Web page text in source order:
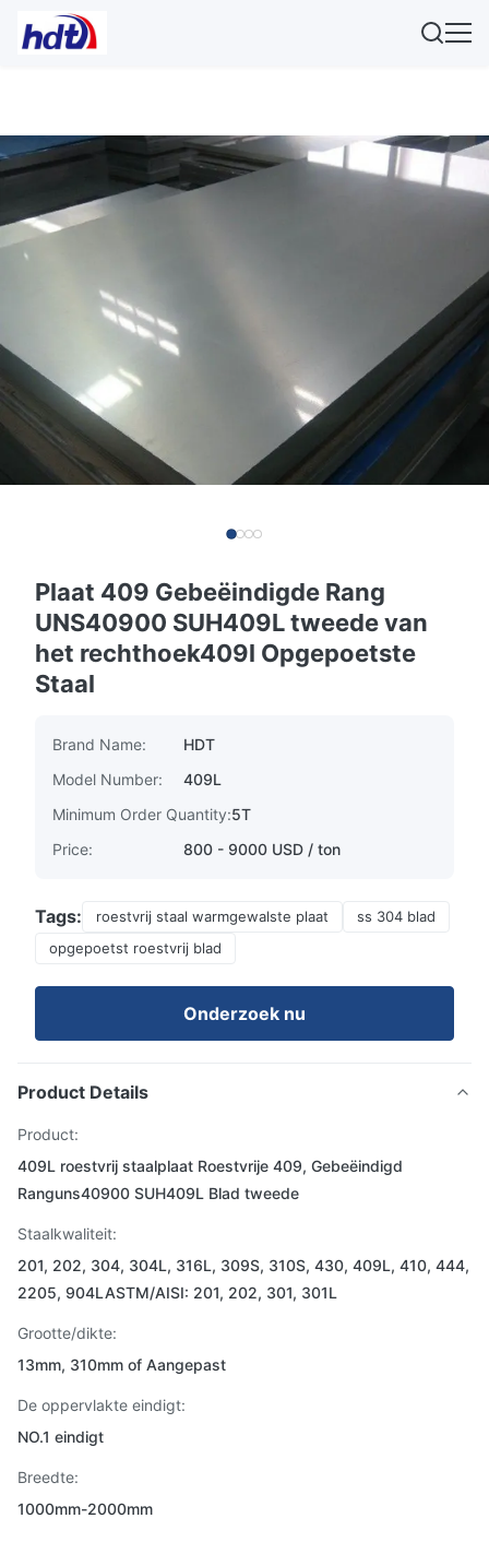
Plaat 409 Gebeëindigde Rang
UNS40900 SUH409L tweede van
het rechthoek409l Opgepoetste
Staal
Brand Name:
HDT
Model Number:
409L
Minimum Order Quantity:5T
Price:
800 - 9000 USD / ton
Tags: roestvrij staal warmgewalste plaat
ss 304 blad
opgepoetst roestvrij blad
Onderzoek nu
Product Details
Product:
409L roestvrij staalplaat Roestvrije 409, Gebeëindigd
Ranguns40900 SUH409L Blad tweede
Staalkwaliteit:
201, 202, 304, 304L, 316L, 309S, 310S, 430, 409L, 410, 444,
2205, 904LASTM/AISI: 201, 202, 301, 301L
Grootte/dikte:
13mm, 310mm of Aangepast
De oppervlakte eindigt:
NO.1 eindigt
Breedte:
1000mm-2000mm